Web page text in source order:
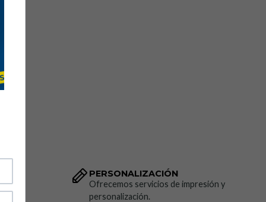
PERSONALIZACIÓN
Ofrecemos servicios de impresión y
personalización.